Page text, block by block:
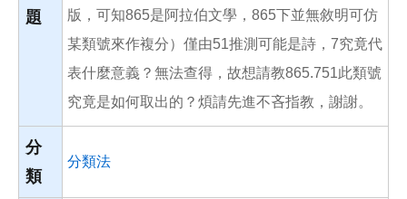
題
版，可知865是阿拉伯文學，865下並無敘明可仿
某類號來作複分）僅由51推測可能是詩，7究竟代
表什麼意義？無法查得，故想請教865.751此類號
究竟是如何取出的？煩請先進不吝指教，謝謝。
分
類
分類法